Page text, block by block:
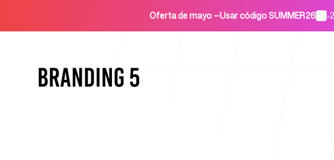
Oferta de mayo —Usar código SUMMER26 •